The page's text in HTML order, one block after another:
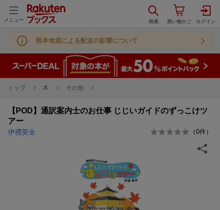
メニュー
熊本地震による配送の影響について
トップ 本 その他
【POD】通訳案内士のお仕事 じじいガイドのずっこけツ
アー
伊禮英全 （0件）